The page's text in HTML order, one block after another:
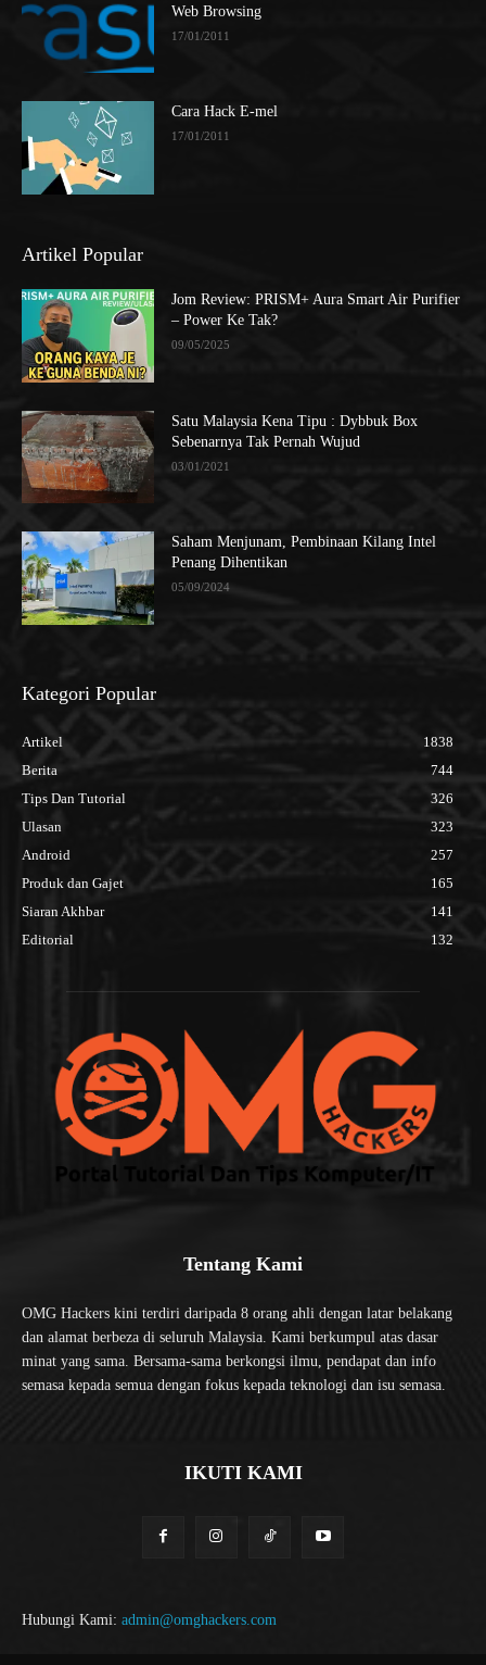
Web Browsing
17/01/2011
Cara Hack E-mel
17/01/2011
Artikel Popular
Jom Review: PRISM+ Aura Smart Air Purifier
– Power Ke Tak?
09/05/2025
Satu Malaysia Kena Tipu : Dybbuk Box
Sebenarnya Tak Pernah Wujud
03/01/2021
Saham Menjunam, Pembinaan Kilang Intel
Penang Dihentikan
05/09/2024
Kategori Popular
Artikel
1838
Berita
744
Tips Dan Tutorial
326
Ulasan
323
Android
257
Produk dan Gajet
165
Siaran Akhbar
141
Editorial
132
Tentang Kami
OMG Hackers kini terdiri daripada 8 orang ahli dengan latar belakang
dan alamat berbeza di seluruh Malaysia. Kami berkumpul atas dasar
minat yang sama. Bersama-sama berkongsi ilmu, pendapat dan info
semasa kepada semua dengan fokus kepada teknologi dan isu semasa.
IKUTI KAMI
Hubungi Kami: admin@omghackers.com